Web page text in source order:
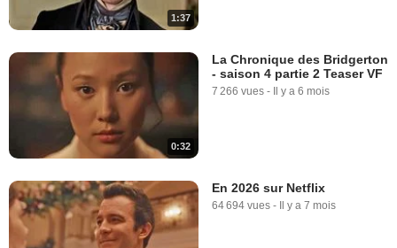
1:37
0:32
La Chronique des Bridgerton
- saison 4 partie 2 Teaser VF
7 266 vues - Il y a 6 mois
En 2026 sur Netflix
64 694 vues - Il y a 7 mois